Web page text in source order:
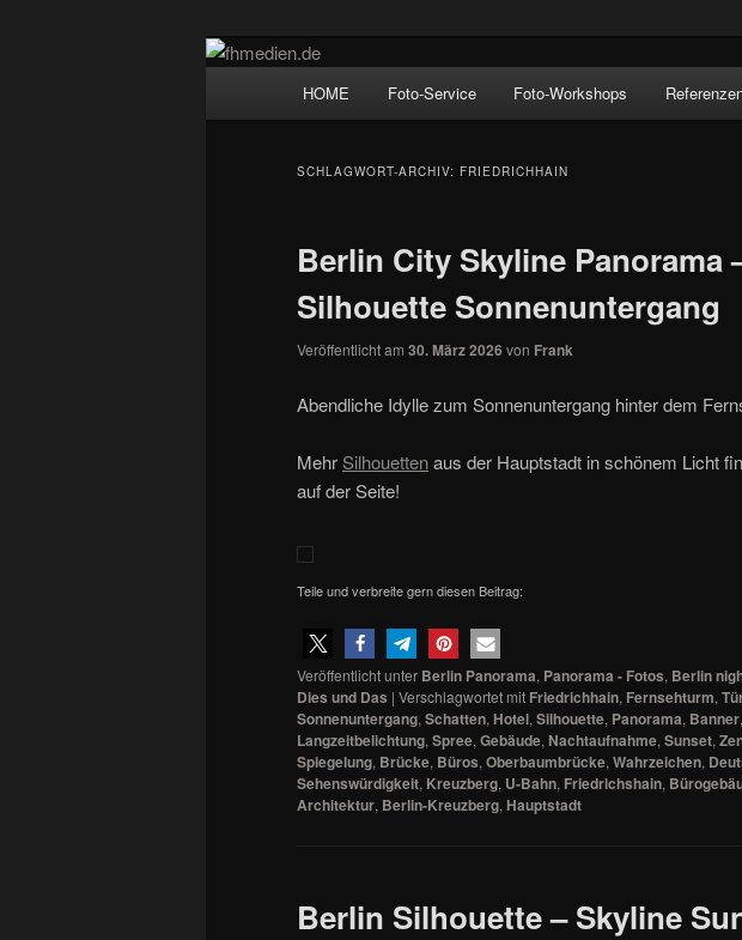
fhmedien.de
Wir fotografieren die Hauptstadt!
HOME Foto-Service Foto-Workshops
SCHLAGWORT-ARCHIV: FRIEDRICHHAIN
Berlin City Skyline Panorama
Silhouette Sonnenuntergang
Veröffentlicht am 30. März 2026 von Frank
Abendliche Idylle zum Sonnenuntergang hinter dem
Mehr Silhouettenaus der Hauptstadt in schönem Licht
auf der Seite!
Teile und verbreite gern diesen Beitrag:
Veröffentlicht unter Berlin Panorama, Panorama - Fotos, Berlin
Dies und Das | Verschlagwortet mit Friedrichhain, Fernsehturm,
Sonnenuntergang, Schatten, Hotel, Silhouette, Panorama, Banner,
Langzeitbelichtung, Spree, Gebäude, Nachtaufnahme, Sunset,
Spiegelung, Brücke, Büros, Oberbaumbrücke, Wahrzeichen,
Sehenswürdigkeit, Kreuzberg, U-Bahn, Friedrichshain,
Architektur, Berlin-Kreuzberg, Hauptstadt
Berlin Silhouette – Skyline